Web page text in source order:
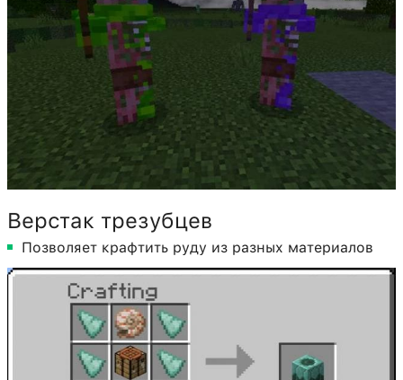
Верстак трезубцев
Позволяет крафтить руду из разных материалов